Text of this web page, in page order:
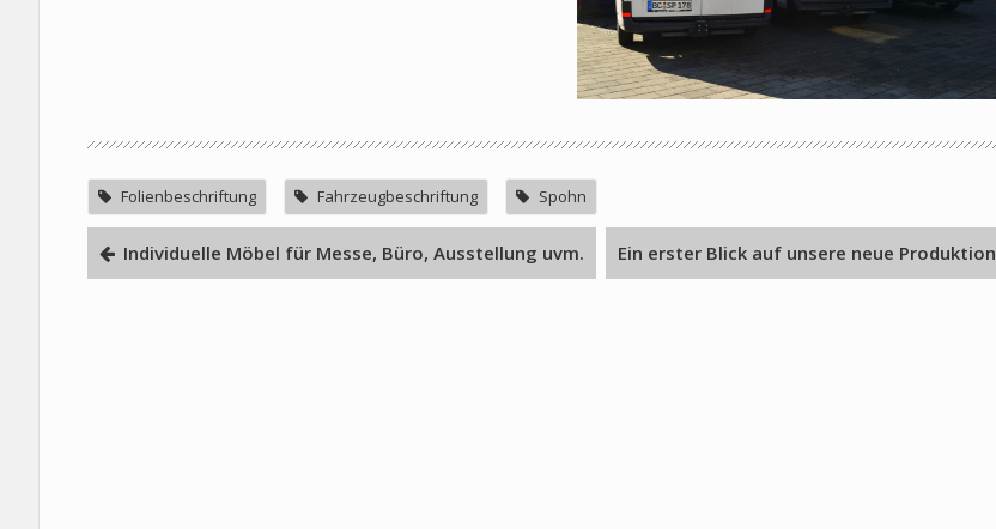
Folienbeschriftung Fahrzeugbeschriftung Spohn
Individuelle Möbel für Messe, Büro, Ausstellung uvm. Ein erster Blick auf unsere neue Produktion